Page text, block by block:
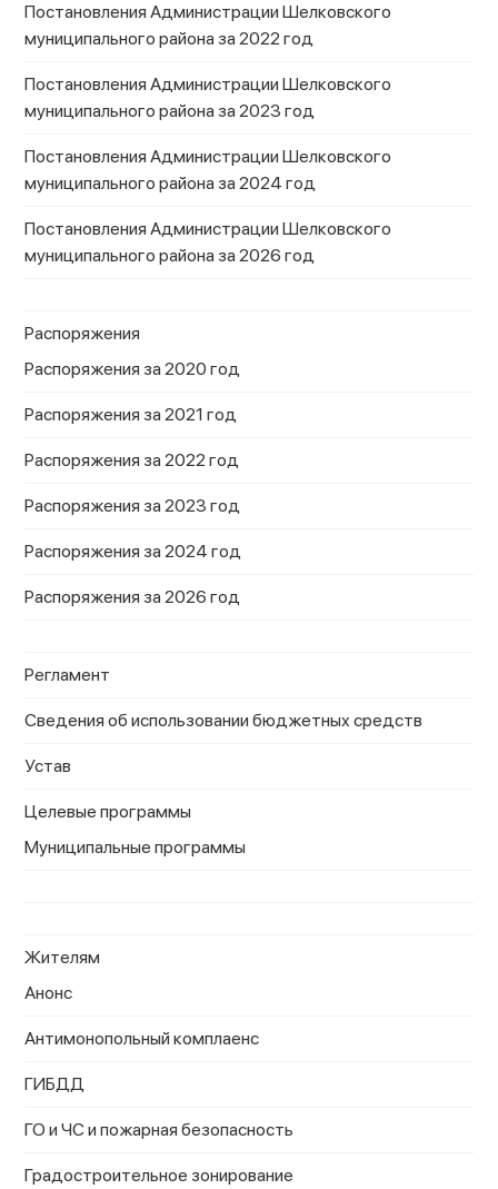
Постановления Администрации Шелковского
муниципального района за 2022 год
Постановления Администрации Шелковского
муниципального района за 2023 год
Постановления Администрации Шелковского
муниципального района за 2024 год
Постановления Администрации Шелковского
муниципального района за 2026 год
Распоряжения
Распоряжения за 2020 год
Распоряжения за 2021 год
Распоряжения за 2022 год
Распоряжения за 2023 год
Распоряжения за 2024 год
Распоряжения за 2026 год
Регламент
Сведения об использовании бюджетных средств
Устав
Целевые программы
Муниципальные программы
Жителям
Анонс
Антимонопольный комплаенс
ГИБДД
ГО и ЧС и пожарная безопасность
Градостроительное зонирование